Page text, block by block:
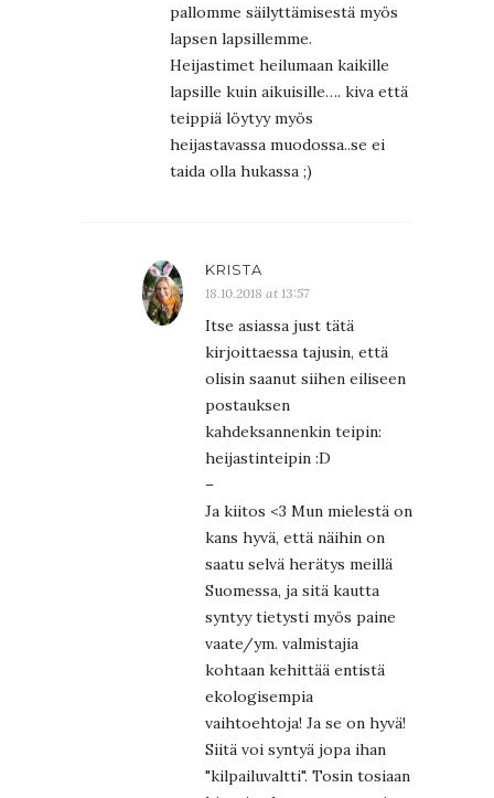
pallomme säilyttämisestä myös
lapsen lapsillemme.
Heijastimet heilumaan kaikille
lapsille kuin aikuisille…. kiva että
teippiä löytyy myös
heijastavassa muodossa..se ei
taida olla hukassa ;)
KRISTA
18.10.2018 at 13:57
Itse asiassa just tätä
kirjoittaessa tajusin, että
olisin saanut siihen eiliseen
postauksen
kahdeksannenkin teipin:
heijastinteipin :D
–
Ja kiitos <3 Mun mielestä on
kans hyvä, että näihin on
saatu selvä herätys meillä
Suomessa, ja sitä kautta
syntyy tietysti myös paine
vaate/ym. valmistajia
kohtaan kehittää entistä
ekologisempia
vaihtoehtoja! Ja se on hyvä!
Siitä voi syntyä jopa ihan
"kilpailuvaltti". Tosin tosiaan